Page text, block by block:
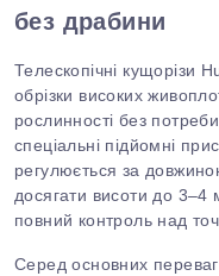
без драбини
Телескопічні кущорізи
обрізки високих
рослинності без
спеціальні підйомні
регулюється за
досягати висоти до 3–4
повний контроль над
Серед основних